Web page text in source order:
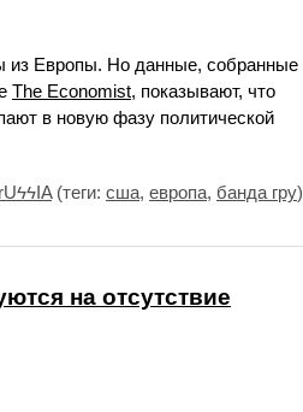
из Европы. Но данные, собранные
The Economist, показывают, что
в новую фазу политической
rUϟϟIA(теги: сша, европа, банда гру)
на отсутствие